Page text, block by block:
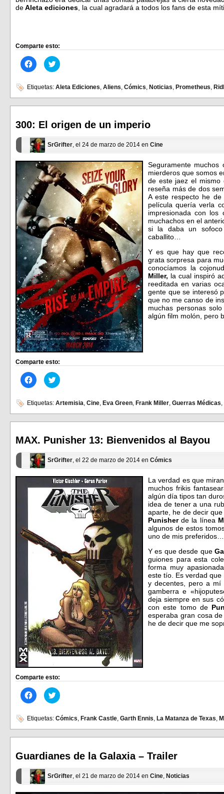
deAleta ediciones, la cual agradará a todos los fans de esta
Comparte esto:
Haz
clic
en
Facebook
(Se
abre
ventana
nueva)
Haz
clic
en
(Se
abre
ventana
nueva)
Etiquetas: Aleta Ediciones, Aliens, Cómics, Noticias, Prometheus,
300: El origen de un imperio
SrGrifter, el 24 de marzo de 2014 en Cine
Seguramente
mierderos que somos
de este jaez el mismo
reseña más de dos
A este respecto he
película quería verla
impresionada con
muchachos en el
si la daba un
caballito…
Y es que hay que
grata sorpresa para
conocíamos la
Miller, la cual inspiró
reeditada en varias
gente que se interesó
que no me canso de
muchas personas
algún film molón, pero
Comparte esto:
Haz
clic
en
Facebook
(Se
abre
ventana
nueva)
Haz
clic
en
(Se
abre
ventana
nueva)
Etiquetas: Artemisia, Cine, Eva Green, Frank Miller, Guerras Médicas,
MAX. Punisher 13: Bienvenidos al Bayou
SrGrifter, el 22 de marzo de 2014 en Cómics
La verdad es que
muchos frikis
algún día tipos tan
idea de tener a una
aparte, he de decir
Punisherde la línea
algunos de estos
uno de mis preferidos…
Y es que desde que
guiones para esta
forma muy
este tío. Es verdad
y decentes, pero a mí
gamberra e
deja siempre en sus
con este tomo de
esperaba gran cosa
he de decir que me
Comparte esto:
Haz
clic
en
Facebook
(Se
abre
ventana
nueva)
Haz
clic
en
(Se
abre
ventana
nueva)
Etiquetas: Cómics, Frank Castle, Garth Ennis, La Matanza de Texas,
Guardianes de la Galaxia – Trailer
SrGrifter, el 21 de marzo de 2014 en Cine, Noticias